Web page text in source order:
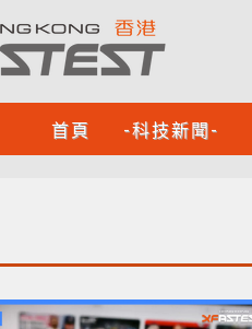
首頁 -科技新聞-